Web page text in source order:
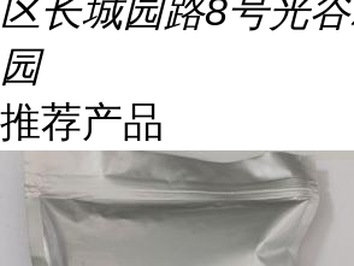
区长城园路8号光
园
推荐产品